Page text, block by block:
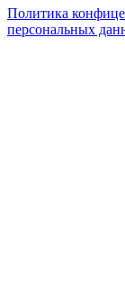
Политика
персональных